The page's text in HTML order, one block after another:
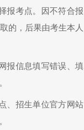
报考点。因不符合报
的，后果由考生本人
报信息填写错误、填
、招生单位官方网站